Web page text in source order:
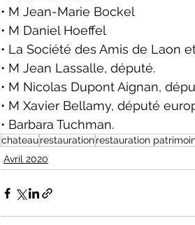
• M Jean-Marie Bockel
• M Daniel Hoeffel
• La Société des Amis de Laon
• M Jean Lassalle, député.
• M Nicolas Dupont Aignan,
• M Xavier Bellamy, député
• Barbara Tuchman.
chateaurestaurationrestauration
Avril 2020